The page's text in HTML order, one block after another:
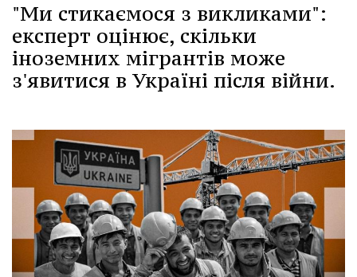
"Ми стикаємося з викликами":
експерт оцінює, скільки
іноземних мігрантів може
з'явитися в Україні після війни.